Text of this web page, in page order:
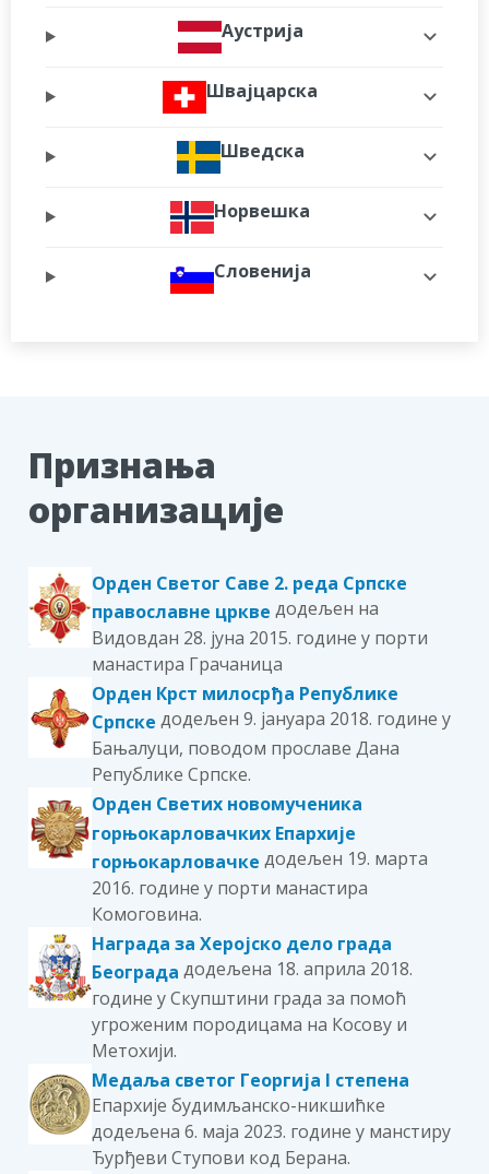
Аустрија
Швајцарска
Шведска
Норвешка
Словенија
Признања
организације
Орден Светог Саве 2. реда Српске
православне цркве додељен на
Видовдан 28. јуна 2015. године у порти
манастира Грачаница
Орден Крст милосрђа Републике
Српске додељен 9. јануара 2018. године у
Бањалуци, поводом прославе Дана
Републике Српске.
Орден Светих новомученика
горњокарловачких Епархије
горњокарловачке додељен 19. марта
2016. године у порти манастира
Комоговина.
Награда за Херојско дело града
Београда додељена 18. априлa 2018.
године у Скупштини града за помоћ
угроженим породицама на Косову и
Метохији.
Медаља светог Георгија I степена
Епархије будимљанско-никшићке
додељена 6. маја 2023. године у манстиру
Ђурђеви Ступови код Берана.